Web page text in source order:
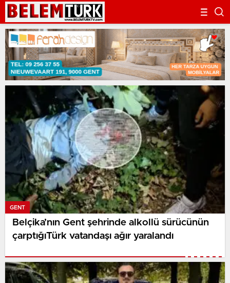
GENT
Belçika’nın Gent şehrinde alkollü sürücünün
çarptığıTürk vatandaşı ağır yaralandı